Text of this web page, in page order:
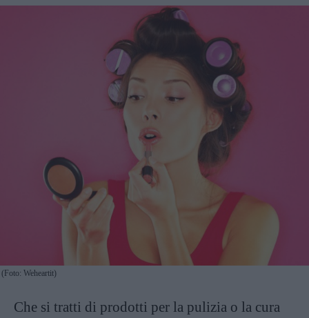
(Foto: Weheartit)
Che si tratti di prodotti per la pulizia o la cura